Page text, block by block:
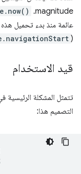
magnitude.
عائمة منذ بدء تحميل
(
قيد الاستخدام
تتمثل المشكلة
التصميم هذا: